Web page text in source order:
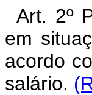
Art. 2º
em
acordo
salário.